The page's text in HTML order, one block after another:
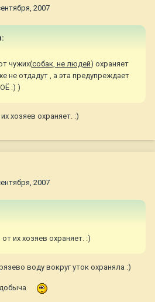
2007
чужих(собак, не людей) охраняет
не отдадут , а эта предупреждает
:) )
хозяев охраняет. :)
2007
их хозяев охраняет. :)
воду вокруг уток охраняла :)